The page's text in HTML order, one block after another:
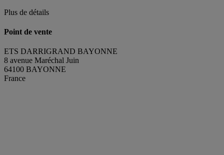
Plus de détails
Point de vente
ETS DARRIGRAND BAYONNE
8 avenue Maréchal Juin
64100 BAYONNE
France